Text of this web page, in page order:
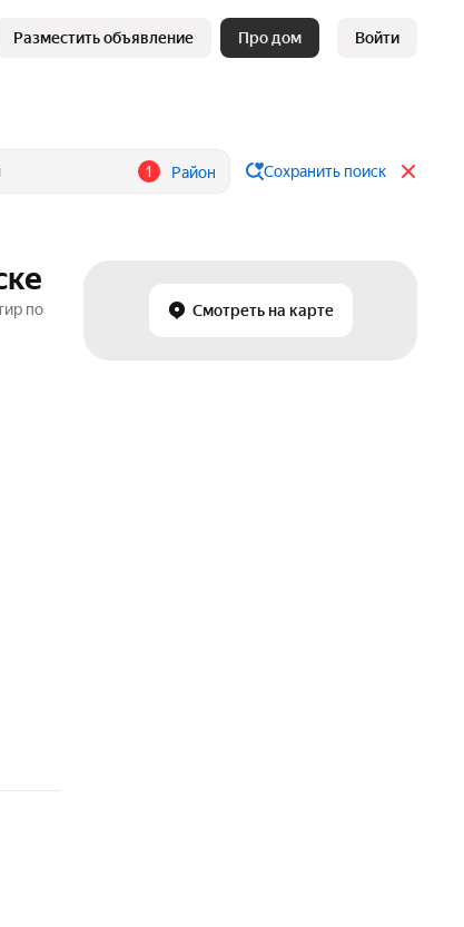
Разместить объявление Про дом Войти
1 Район Сохранить поиск
Смотреть на карте
по